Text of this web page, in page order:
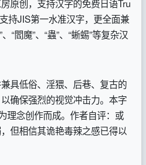
原创，支持汉字的免费日语Tru
持JIS第一水准汉字，更全面兼
“閻魔”、“蟲”、“蜥蜴”等复杂汉
具低俗、淫猥、后巷、复古的
确保强烈的视觉冲击力。本字
理念创作而成。作者自评：或
但相信其诡艳毒辣之感已得以